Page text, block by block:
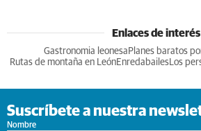
Enlaces de interés
Gastronomia leonesa Planes baratos
Rutas de montaña en LeónEnredabailesLos
Suscríbete a nuestra
Nombre